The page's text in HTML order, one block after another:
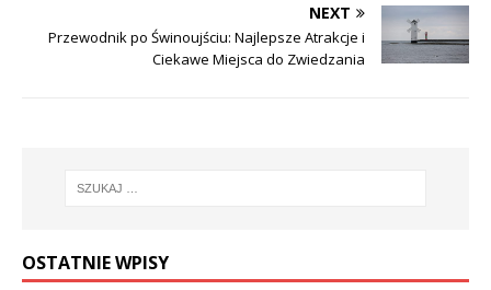
NEXT
Przewodnik po Świnoujściu: Najlepsze Atrakcje i
Ciekawe Miejsca do Zwiedzania
OSTATNIE WPISY